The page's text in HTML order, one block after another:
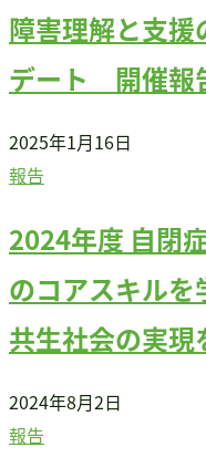
障害理解と支
デート 開催報
2025年1月16日
報告
2024年度 自閉
のコアスキル
共生社会の実
2024年8月2日
報告